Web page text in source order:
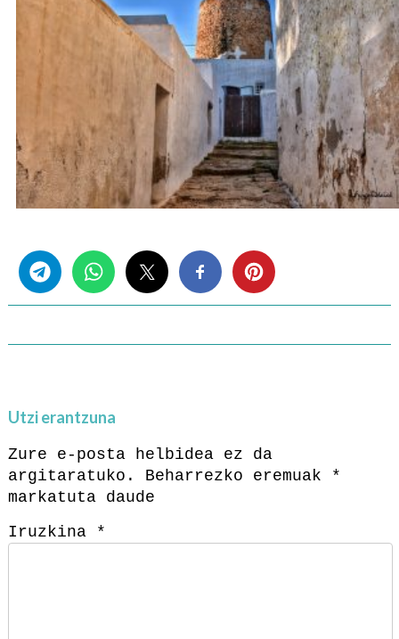
Utzi erantzuna
Zure e-posta helbidea ez da
argitaratuko.
Beharrezko eremuak
*
markatuta daude
Iruzkina
*